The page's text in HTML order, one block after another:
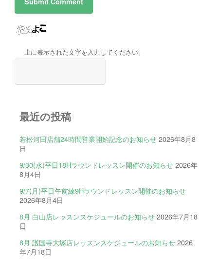
上に表示された文字を入力してください。
最近の投稿
若松河田店舗24時間営業開始記念のお知らせ 2026年8月8
日
9/30(水)平日18Hラウンドレッスン開催のお知らせ 2026年
8月4日
9/7(月)平日午前練9Hラウンドレッスン開催のお知らせ
2026年8月4日
8月 白山店レッスンスケジュールのお知らせ 2026年7月18
日
8月 護国寺大塚店レッスンスケジュールのお知らせ 2026
年7月18日